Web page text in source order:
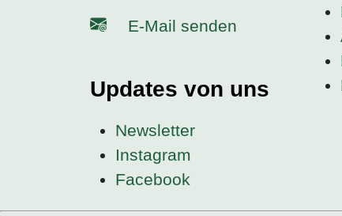
E-Mail senden
Updates von uns
Newsletter
Instagram
Facebook